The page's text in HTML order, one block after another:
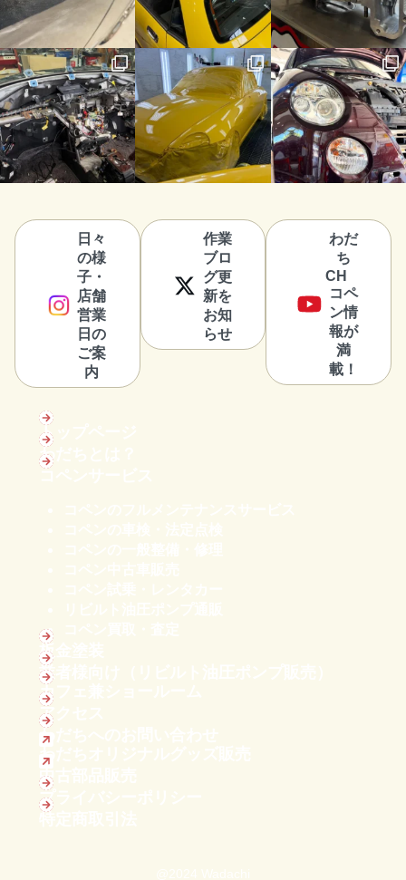
日々
の様
子・
店舗
営業
日の
ご案
内
作業
ブロ
グ更
新を
お知
らせ
わだ
ち
CH
コペ
ン情
報が
満
載！
トップページ
わだちとは？
板金塗装
業者様向け（リビルト油圧ポンプ販売）
カフェ兼ショールーム
アクセス
わだちへのお問い合わせ
わだちオリジナルグッズ販売
中古部品販売
プライバシーポリシー